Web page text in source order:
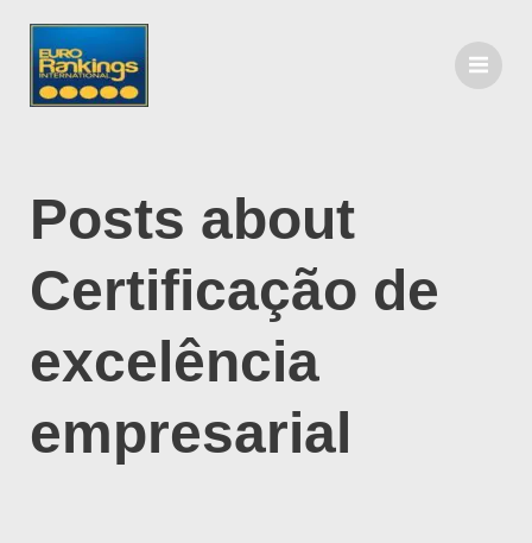
Posts about
Certificação de
excelência
empresarial